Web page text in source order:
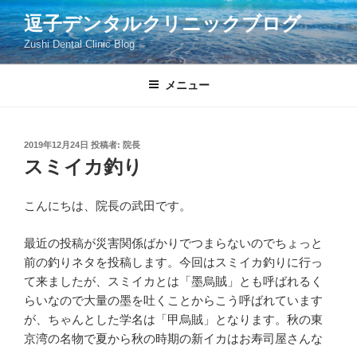
コ
ン
テ
ン
逗子デンタルクリニックブログ
Zushi Dental Clinic Blog
メニュー
投
稿
日:
2019年12月24日 投稿者: 院長
スミイカ釣り
こんにちは、院長の武田です。
最近の投稿が災害関係ばかりでつまらないのでちょっと
前の釣りネタを投稿します。今回はスミイカ釣りに行っ
て来ましたが、スミイカとは「墨烏賊」とも呼ばれるく
らいなので大量の墨を吐くことからこう呼ばれています
が、ちゃんとした学名は「甲烏賊」となります。秋の東
京湾の名物で夏から秋の時期の新イカはお寿司屋さんな